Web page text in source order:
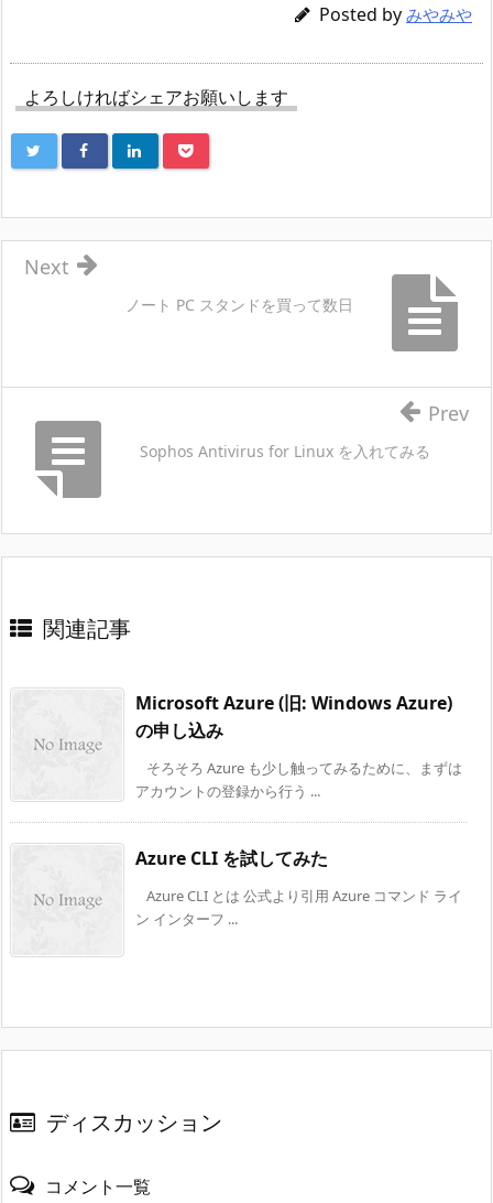
Posted by みやみや
よろしければシェアお願いします
ノート PC スタンドを買って数日
Next
Sophos Antivirus for Linux を入れてみる
Prev
関連記事
Microsoft Azure (旧: Windows Azure)
の申し込み
そろそろ Azure も少し触ってみるために、まずは
アカウントの登録から行う ...
Azure CLI を試してみた
Azure CLI とは 公式より引用 Azure コマンド ライ
ン インターフ ...
ディスカッション
コメント一覧